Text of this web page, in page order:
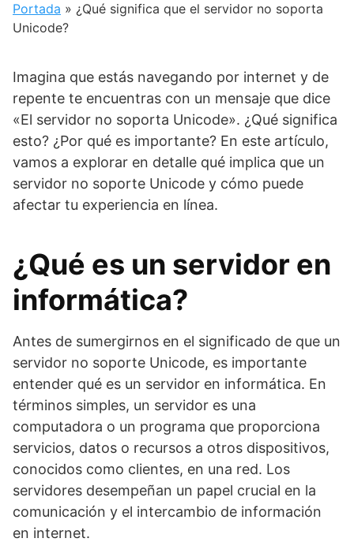
Portada » ¿Qué significa que el servidor no soporta
Unicode?
Imagina que estás navegando por internet y de
repente te encuentras con un mensaje que dice
«El servidor no soporta Unicode». ¿Qué significa
esto? ¿Por qué es importante? En este artículo,
vamos a explorar en detalle qué implica que un
servidor no soporte Unicode y cómo puede
afectar tu experiencia en línea.
¿Qué es un servidor en
informática?
Antes de sumergirnos en el significado de que un
servidor no soporte Unicode, es importante
entender qué es un servidor en informática. En
términos simples, un servidor es una
computadora o un programa que proporciona
servicios, datos o recursos a otros dispositivos,
conocidos como clientes, en una red. Los
servidores desempeñan un papel crucial en la
comunicación y el intercambio de información
en internet.